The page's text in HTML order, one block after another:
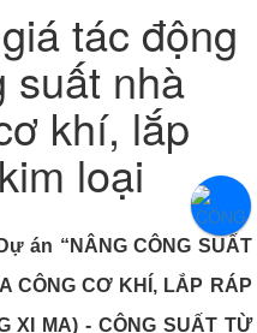
tác động
suất nhà
khí, lắp
loại
án “NÂNG CÔNG SUẤT
CÔNG CƠ KHÍ, LẮP RÁP
XI MẠ) - CÔNG SUẤT TỪ